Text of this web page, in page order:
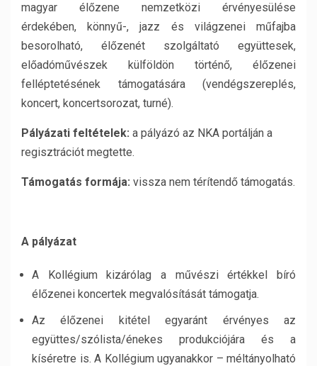
magyar élőzene nemzetközi érvényesülése
érdekében, könnyű-, jazz és világzenei műfajba
besorolható, élőzenét szolgáltató együttesek,
előadóművészek külföldön történő, élőzenei
felléptetésének támogatására (vendégszereplés,
koncert, koncertsorozat, turné).
Pályázati feltételek: a pályázó az NKA portálján a
regisztrációt megtette.
Támogatás formája: vissza nem térítendő támogatás.
A pályázat
A Kollégium kizárólag a művészi értékkel bíró
élőzenei koncertek megvalósítását támogatja.
Az élőzenei kitétel egyaránt érvényes az
együttes/szólista/énekes produkciójára és a
kíséretre is. A Kollégium ugyanakkor – méltányolható